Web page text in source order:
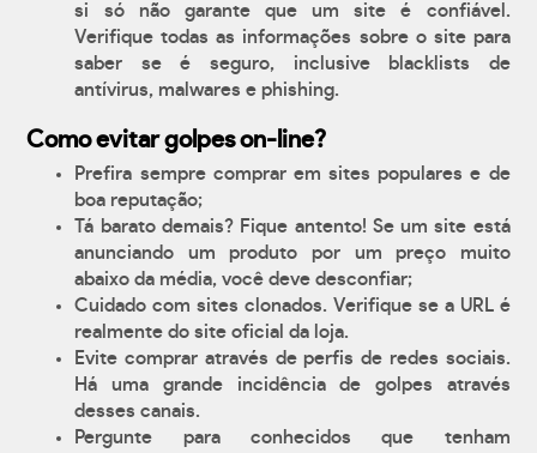
si só não garante que um site é confiável.
Verifique todas as informações sobre o site para
saber se é seguro, inclusive blacklists de
antívirus, malwares e phishing.
Como evitar golpes on-line?
Prefira sempre comprar em sites populares e de
boa reputação;
Tá barato demais? Fique antento! Se um site está
anunciando um produto por um preço muito
abaixo da média, você deve desconfiar;
Cuidado com sites clonados. Verifique se a URL é
realmente do site oficial da loja.
Evite comprar através de perfis de redes sociais.
Há uma grande incidência de golpes através
desses canais.
Pergunte para conhecidos que tenham